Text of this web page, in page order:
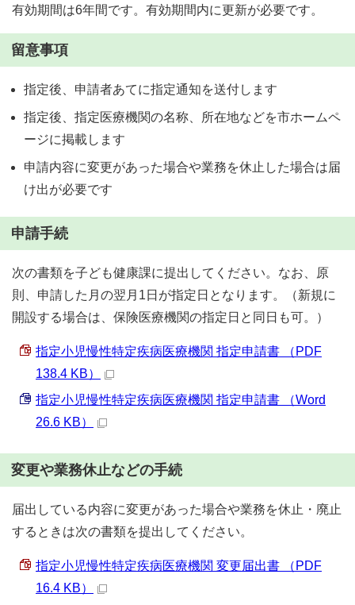
有効期間は6年間です。有効期間内に更新が必要です。
留意事項
指定後、申請者あてに指定通知を送付します
指定後、指定医療機関の名称、所在地などを市ホームペ
ージに掲載します
申請内容に変更があった場合や業務を休止した場合は届
け出が必要です
申請手続
次の書類を子ども健康課に提出してください。なお、原
則、申請した月の翌月1日が指定日となります。（新規に
開設する場合は、保険医療機関の指定日と同日も可。）
指定小児慢性特定疾病医療機関 指定申請書 （PDF
138.4 KB）
指定小児慢性特定疾病医療機関 指定申請書 （Word
26.6 KB）
変更や業務休止などの手続
届出している内容に変更があった場合や業務を休止・廃止
するときは次の書類を提出してください。
指定小児慢性特定疾病医療機関 変更届出書 （PDF
16.4 KB）